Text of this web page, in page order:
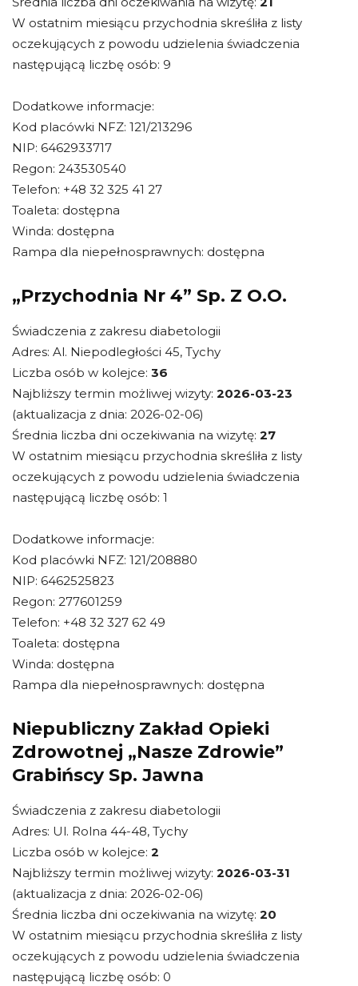
W ostatnim miesiącu przychodnia skreśliła z listy
oczekujących z powodu udzielenia świadczenia
następującą liczbę osób: 9
Dodatkowe informacje:
Kod placówki NFZ: 121/213296
NIP: 6462933717
Regon: 243530540
Telefon: +48 32 325 41 27
Toaleta: dostępna
Winda: dostępna
Rampa dla niepełnosprawnych: dostępna
„Przychodnia Nr 4” Sp. Z O.O.
Świadczenia z zakresu diabetologii
Adres: Al. Niepodległości 45, Tychy
Liczba osób w kolejce: 36
Najbliższy termin możliwej wizyty: 2026-03-23
(aktualizacja z dnia: 2026-02-06)
Średnia liczba dni oczekiwania na wizytę: 27
W ostatnim miesiącu przychodnia skreśliła z listy
oczekujących z powodu udzielenia świadczenia
następującą liczbę osób: 1
Dodatkowe informacje:
Kod placówki NFZ: 121/208880
NIP: 6462525823
Regon: 277601259
Telefon: +48 32 327 62 49
Toaleta: dostępna
Winda: dostępna
Rampa dla niepełnosprawnych: dostępna
Niepubliczny Zakład Opieki
Zdrowotnej „Nasze Zdrowie”
Grabińscy Sp. Jawna
Świadczenia z zakresu diabetologii
Adres: Ul. Rolna 44-48, Tychy
Liczba osób w kolejce: 2
Najbliższy termin możliwej wizyty: 2026-03-31
(aktualizacja z dnia: 2026-02-06)
Średnia liczba dni oczekiwania na wizytę: 20
W ostatnim miesiącu przychodnia skreśliła z listy
oczekujących z powodu udzielenia świadczenia
następującą liczbę osób: 0